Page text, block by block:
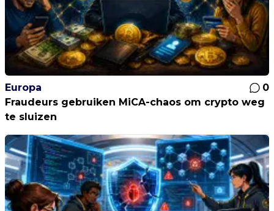
Europa
0
Fraudeurs gebruiken MiCA-chaos om crypto weg
te sluizen